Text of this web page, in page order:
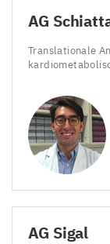
AG
Translationale
AG Sigal